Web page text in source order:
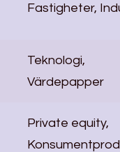
Fastigheter,
Teknologi,
Värdepapper
Private equity,